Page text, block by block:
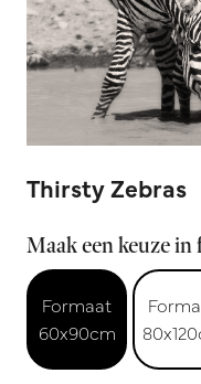
Thirsty Zebras
Maak een keuze in
Formaat
60x90cm